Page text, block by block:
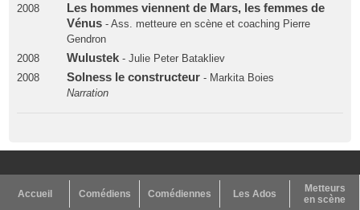
2008
Les hommes viennent de Mars, les femmes de
Vénus - Ass. metteure en scène et coaching Pierre
Gendron
2008
Wulustek - Julie Peter Batakliev
2008
Solness le constructeur - Markita Boies
Narration
Accueil Comédiens Comédiennes Les Ados
Metteurs
en scène